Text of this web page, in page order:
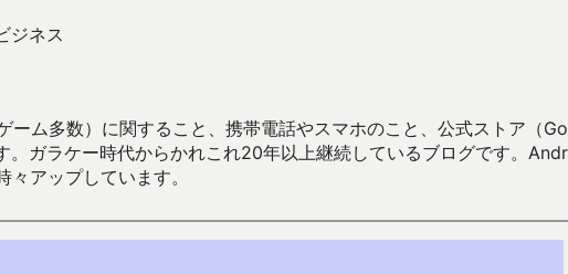
ジネス
ム多数）に関すること、携帯電話やスマホのこと、公式ストア（
。ガラケー時代からかれこれ20年以上継続しているブログです。
アップしています。